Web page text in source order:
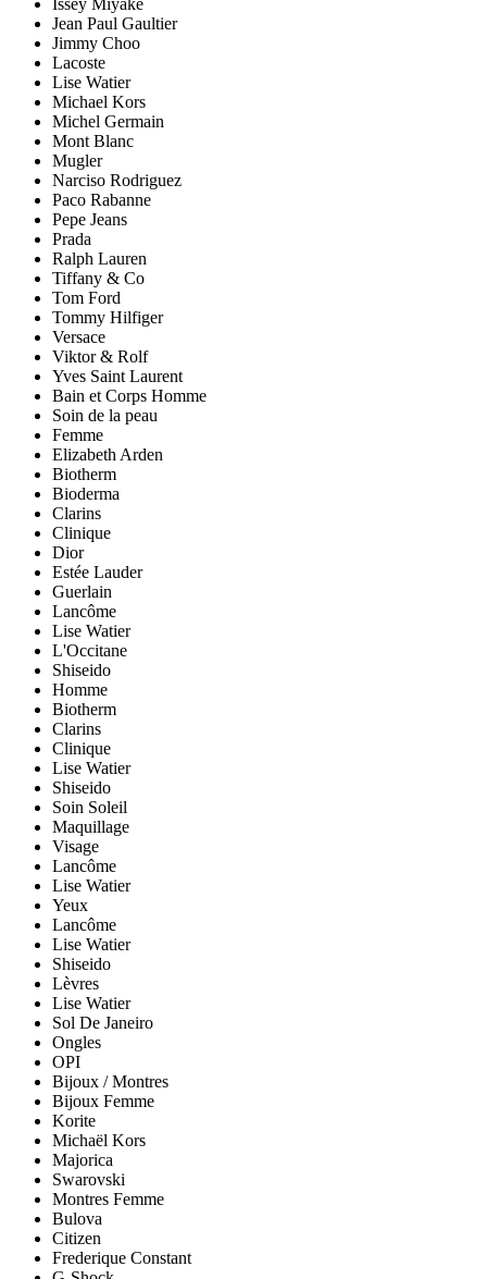
Issey Miyake
Jean Paul Gaultier
Jimmy Choo
Lacoste
Lise Watier
Michael Kors
Michel Germain
Mont Blanc
Mugler
Narciso Rodriguez
Paco Rabanne
Pepe Jeans
Prada
Ralph Lauren
Tiffany & Co
Tom Ford
Tommy Hilfiger
Versace
Viktor & Rolf
Yves Saint Laurent
Bain et Corps Homme
Soin de la peau
Femme
Elizabeth Arden
Biotherm
Bioderma
Clarins
Clinique
Dior
Estée Lauder
Guerlain
Lancôme
Lise Watier
L'Occitane
Shiseido
Homme
Biotherm
Clarins
Clinique
Lise Watier
Shiseido
Soin Soleil
Maquillage
Visage
Lancôme
Lise Watier
Yeux
Lancôme
Lise Watier
Shiseido
Lèvres
Lise Watier
Sol De Janeiro
Ongles
OPI
Bijoux / Montres
Bijoux Femme
Korite
Michaël Kors
Majorica
Swarovski
Montres Femme
Bulova
Citizen
Frederique Constant